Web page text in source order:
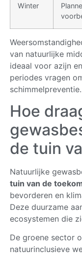
Winter
van natuurlijke
ideaal voor azijn
periodes vragen
schimmelpreventie.
Hoe
de tuin
Natuurlijke
tuin van de
bevorderen en
Deze duurzame
ecosystemen die
De groene sector
natuurinclusieve